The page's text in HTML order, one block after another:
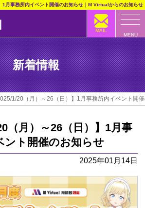
1月事務所内イベント開催のお知らせ｜M Virtualからのお知らせ
MENU
MAIL
新着情報
1/20（月）～26（日）】1月事務所内イベント開
（月）～26（日）】1月事
ント開催のお知らせ
2025年01月14日